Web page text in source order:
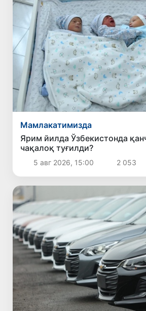
Мамлакатимизда
Ярим йилда Ўзбекистонда
чақалоқ туғилди?
5 авг 2026, 15:00 2 053